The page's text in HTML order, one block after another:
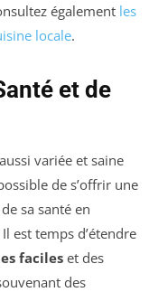
également les
locale.
et de
variée et saine
de s’offrir une
sa santé en
est temps d’étendre
faciles et des
des